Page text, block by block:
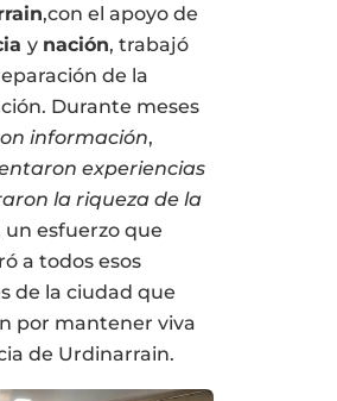
,con el apoyo de
y nación, trabajó
de la
Durante meses
información,
experiencias
la riqueza de la
un esfuerzo que
a todos esos
de la ciudad que
por mantener viva
de Urdinarrain.